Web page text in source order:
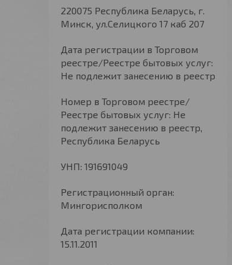
220075 Республика Беларусь, г.
Минск, ул.Селицкого 17 каб 207
Дата регистрации в Торговом
реестре/Реестре бытовых услуг:
Не подлежит занесению в реестр
Номер в Торговом реестре/
Реестре бытовых услуг: Не
подлежит занесению в реестр,
Республика Беларусь
УНП: 191691049
Регистрационный орган:
Мингорисполком
Дата регистрации компании:
15.11.2011